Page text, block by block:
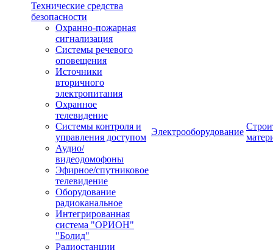
Технические средства
безопасности
Охранно-пожарная
сигнализация
Системы речевого
оповещения
Источники
вторичного
электропитания
Охранное
телевидение
Системы контроля и
управления доступом
Аудио/
видеодомофоны
Эфирное/спутниковое
телевидение
Оборудование
радиоканальное
Интегрированная
система "ОРИОН"
"Болид"
Радиостанции
Электрооборудование